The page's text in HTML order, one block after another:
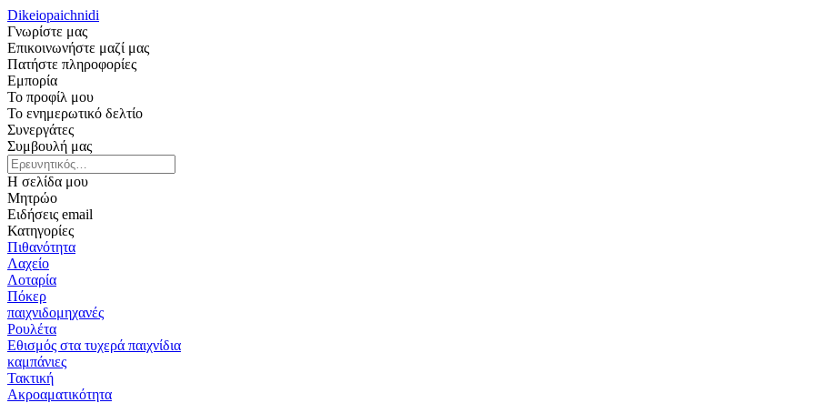
Dikeiopaichnidi
Γνωρίστε μας
Επικοινωνήστε μαζί μας
Πατήστε πληροφορίες
Εμπορία
Το προφίλ μου
Το ενημερωτικό δελτίο
Συνεργάτες
Συμβουλή μας
Η σελίδα μου
Μητρώο
Ειδήσεις email
Κατηγορίες
Πιθανότητα
Λαχείο
Λοταρία
Πόκερ
παιχνιδομηχανές
Ρουλέτα
Εθισμός στα τυχερά παιχνίδια
καμπάνιες
Τακτική
Ακροαματικότητα